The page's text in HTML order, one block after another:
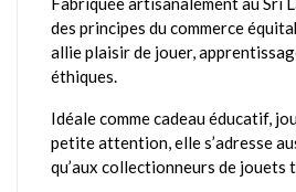
des principes du commerce
allie plaisir de jouer,
éthiques.
Idéale comme cadeau éducatif,
petite attention, elle s’adresse
qu’aux collectionneurs de jouets